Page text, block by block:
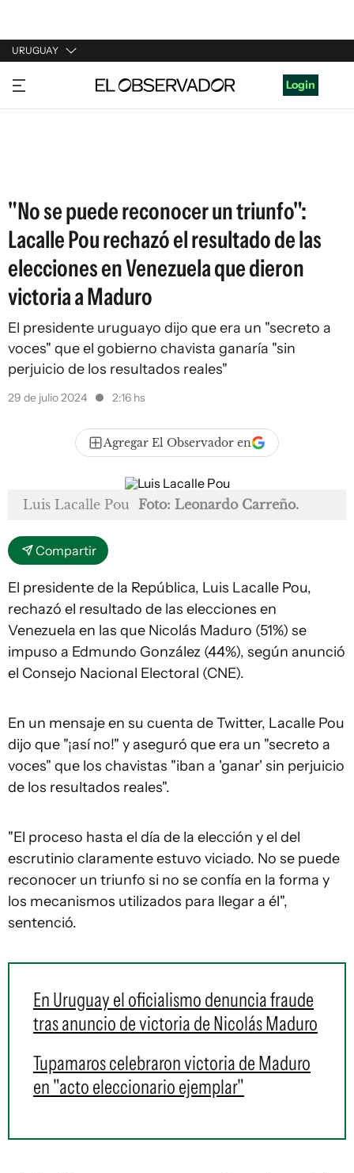
URUGUAY
URUGUAY
ARGENTINA
Login
"No se puede reconocer un triunfo":
Lacalle Pou rechazó el resultado de las
elecciones en Venezuela que dieron
victoria a Maduro
El presidente uruguayo dijo que era un "secreto a
voces" que el gobierno chavista ganaría "sin
perjuicio de los resultados reales"
29 de julio 2024 2:16 hs
Agregar El Observador en
Luis Lacalle Pou Foto: Leonardo Carreño.
Compartir
El presidente de la República, Luis Lacalle Pou,
rechazó el resultado de las elecciones en
Venezuela en las que Nicolás Maduro (51%) se
impuso a Edmundo González (44%), según anunció
el Consejo Nacional Electoral (CNE).
En un mensaje en su cuenta de Twitter, Lacalle Pou
dijo que "¡así no!" y aseguró que era un "secreto a
voces" que los chavistas "iban a 'ganar' sin perjuicio
de los resultados reales".
"El proceso hasta el día de la elección y el del
escrutinio claramente estuvo viciado. No se puede
reconocer un triunfo si no se confía en la forma y
los mecanismos utilizados para llegar a él",
sentenció.
En Uruguay el oficialismo denuncia fraude
tras anuncio de victoria de Nicolás Maduro
Tupamaros celebraron victoria de Maduro
en "acto eleccionario ejemplar"